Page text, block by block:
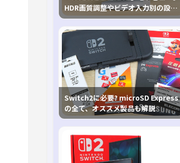
HDR画質調整やビデオ入力別の設定
が可能な4K有機ELゲーミングモニタ
を徹底検証
Switch2に必要? microSD Express
の全て、オススメ製品も解説